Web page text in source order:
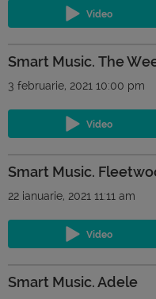
Smart Music. The
3 februarie, 2021 10:00 pm
Smart Music.
22 ianuarie, 2021 11:11 am
Smart Music. Adele